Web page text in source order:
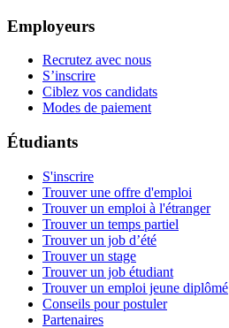
Employeurs
Recrutez avec nous
S’inscrire
Ciblez vos candidats
Modes de paiement
Étudiants
S'inscrire
Trouver une offre d'emploi
Trouver un emploi à l'étranger
Trouver un temps partiel
Trouver un job d’été
Trouver un stage
Trouver un job étudiant
Trouver un emploi jeune diplômé
Conseils pour postuler
Partenaires